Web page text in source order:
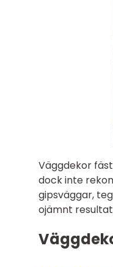
Väggdekor
dock inte
gipsväggar,
ojämnt